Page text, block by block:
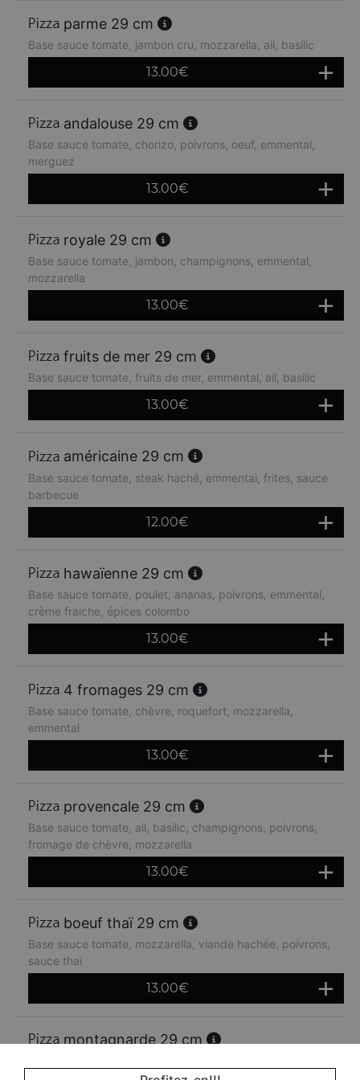
parme 29 cm
Base sauce tomate, jambon cru, mozzarella, ail, basilic
13.00€
andalouse 29 cm
Base sauce tomate, chorizo, poivrons, oeuf, emmental,
merguez
13.00€
royale 29 cm
Base sauce tomate, jambon, champignons, emmental,
mozzarella
13.00€
fruits de mer 29 cm
Base sauce tomate, fruits de mer, emmental, ail, basilic
13.00€
américaine 29 cm
Base sauce tomate, steak haché, emmental, frites, sauce
barbecue
12.00€
hawaïenne 29 cm
Base sauce tomate, poulet, ananas, poivrons, emmental,
crème fraiche, épices colombo
13.00€
4 fromages 29 cm
Base sauce tomate, chèvre, roquefort, mozzarella,
emmental
13.00€
provencale 29 cm
Base sauce tomate, ail, basilic, champignons, poivrons,
fromage de chèvre, mozzarella
13.00€
boeuf thaï 29 cm
Base sauce tomate, mozzarella, viande hachée, poivrons,
sauce thaï
13.00€
montagnarde 29 cm